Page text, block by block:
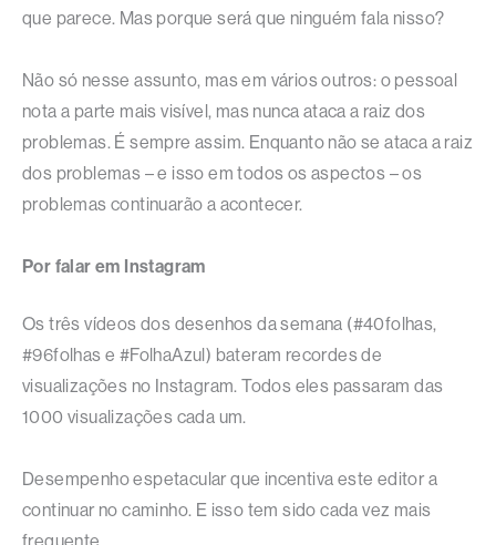
que parece. Mas porque será que ninguém fala nisso?
Não só nesse assunto, mas em vários outros: o pessoal
nota a parte mais visível, mas nunca ataca a raiz dos
problemas. É sempre assim. Enquanto não se ataca a raiz
dos problemas – e isso em todos os aspectos – os
problemas continuarão a acontecer.
Por falar em Instagram
Os três vídeos dos desenhos da semana (#40folhas,
#96folhas e #FolhaAzul) bateram recordes de
visualizações no Instagram. Todos eles passaram das
1000 visualizações cada um.
Desempenho espetacular que incentiva este editor a
continuar no caminho. E isso tem sido cada vez mais